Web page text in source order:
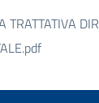
TRATTATIVA